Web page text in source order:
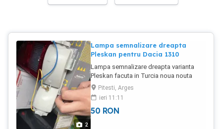
2
Lampa semnalizare dreapta
Pleskan pentru Dacia 1310
Lampa semnalizare dreapta varianta
Pleskan facuta in Turcia noua nouta
Pitesti, Arges
ieri 11:11
50 RON